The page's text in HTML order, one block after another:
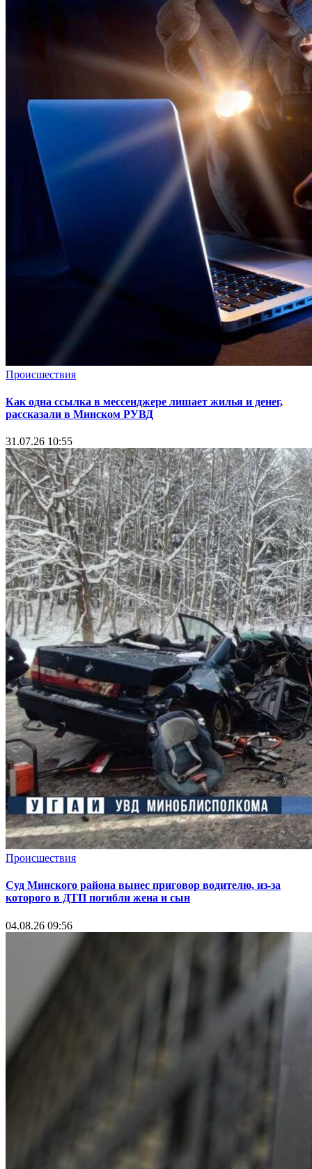
Происшествия
Как одна ссылка в мессенджере лишает жилья и денег,
рассказали в Минском РУВД
31.07.26 10:55
Происшествия
Суд Минского района вынес приговор водителю, из-за
которого в ДТП погибли жена и сын
04.08.26 09:56